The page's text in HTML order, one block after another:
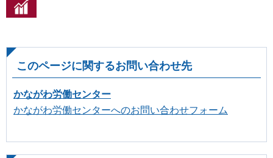
このページに関するお問い合わせ先
かながわ労働センター
かながわ労働センターへのお問い合わせフォーム